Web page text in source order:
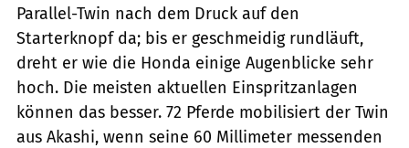
Parallel-Twin nach dem Druck auf den
Starterknopf da; bis er geschmeidig rundläuft,
dreht er wie die Honda einige Augenblicke sehr
hoch. Die meisten aktuellen Einspritzanlagen
können das besser. 72 Pferde mobilisiert der Twin
aus Akashi, wenn seine 60 Millimeter messenden